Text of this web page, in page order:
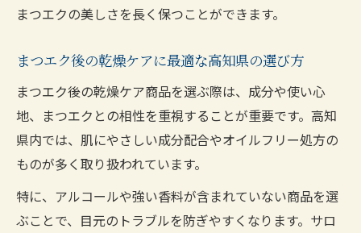
まつエクの美しさを長く保つことができます。
まつエク後の乾燥ケアに最適な高知県の選び方
まつエク後の乾燥ケア商品を選ぶ際は、成分や使い心
地、まつエクとの相性を重視することが重要です。高知
県内では、肌にやさしい成分配合やオイルフリー処方の
ものが多く取り扱われています。
特に、アルコールや強い香料が含まれていない商品を選
ぶことで、目元のトラブルを防ぎやすくなります。サロ